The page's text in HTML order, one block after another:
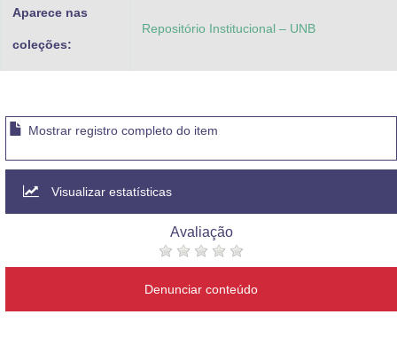
Aparece nas
coleções:
Repositório Institucional – UNB
Mostrar registro completo do item
Visualizar estatísticas
Avaliação
Denunciar conteúdo